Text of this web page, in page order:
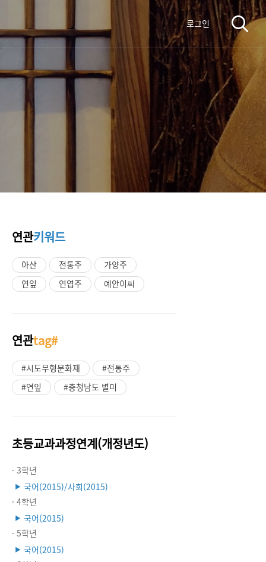
로그인
연관키워드
아산 전통주
가양주
연잎
연엽주 예안이씨
연관tag#
#시도무형문화재
#전통주
#연잎
#충청남도 별미
초등교과과정연계(개정년도)
· 3학년
▶ 국어(2015)/사회(2015)
· 4학년
▶ 국어(2015)
· 5학년
▶ 국어(2015)